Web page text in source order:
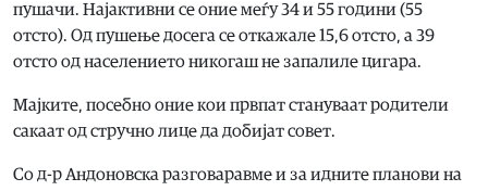
пушачи. Најактивни се оние меѓу 34 и 55 години (55
отсто). Од пушење досега се откажале 15,6 отсто, а 39
отсто од населението никогаш не запалиле цигара.
Мајките, посебно оние кои првпат стануваат родители
сакаат од стручно лице да добијат совет.
Со д-р Андоновска разговаравме и за идните планови на